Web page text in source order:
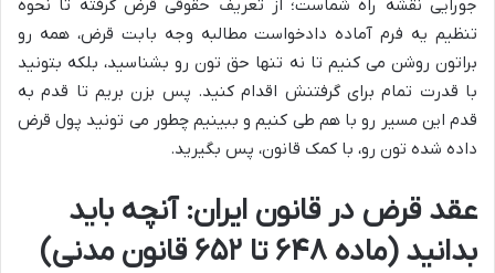
جورایی نقشه راه شماست؛ از تعریف حقوقی قرض گرفته تا نحوه
تنظیم یه فرم آماده دادخواست مطالبه وجه بابت قرض، همه رو
براتون روشن می کنیم تا نه تنها حق تون رو بشناسید، بلکه بتونید
با قدرت تمام برای گرفتنش اقدام کنید. پس بزن بریم تا قدم به
قدم این مسیر رو با هم طی کنیم و ببینیم چطور می تونید پول قرض
داده شده تون رو، با کمک قانون، پس بگیرید.
عقد قرض در قانون ایران: آنچه باید
بدانید (ماده ۶۴۸ تا ۶۵۲ قانون مدنی)